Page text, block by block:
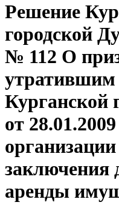
Решение
городской
№ 112 О
утратившим
Курганской
от
заключения
аренды